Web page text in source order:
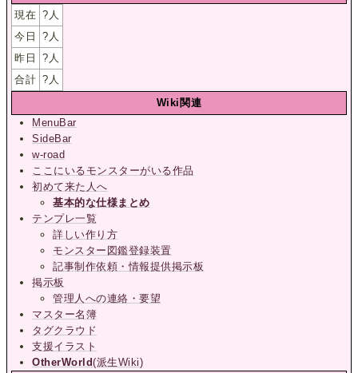
現在 ? 人
今日
? 人
昨日
? 人
合計 ? 人
Wiki関連
MenuBar
SideBar
w-road
ここにいるモンスターがいる作品
初めて来た人へ
基本的な仕様まとめ
テンプレ一覧
詳しい作り方
モンスター図鑑登録装置
記事制作依頼・情報提供掲示板
掲示板
管理人への連絡・要望
マスター名簿
タグクラウド
支援イラスト
OtherWorld(派生Wiki)